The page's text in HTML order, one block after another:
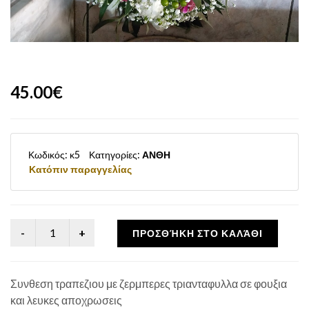
45.00€
Κωδικός: κ5 Κατηγορίες: ΑΝΘΗ
Κατόπιν παραγγελίας
ΠΡΟΣΘΉΚΗ ΣΤΟ ΚΑΛΆΘΙ
Συνθεση τραπεζιου με ζερμπερες τριανταφυλλα σε φουξια
και λευκες αποχρωσεις